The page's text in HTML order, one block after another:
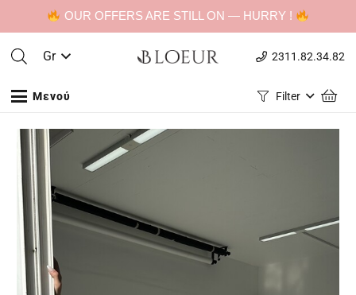
OUR OFFERS ARE STILL ON — HURRY !
Gr 2311.82.34.82
Μενού Filter